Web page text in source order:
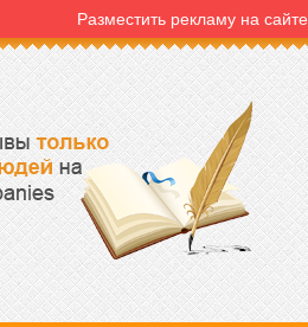
Разместить рекламу на сайте